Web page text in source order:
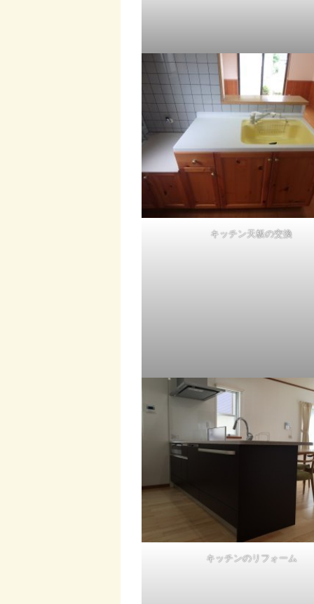
キッチン天板の交換
キッチンのリフォーム